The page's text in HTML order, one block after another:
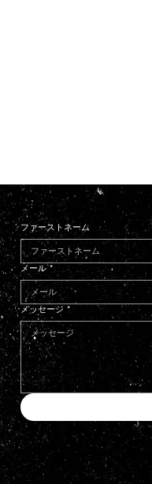
ファーストネーム
メール *
メッセージ *